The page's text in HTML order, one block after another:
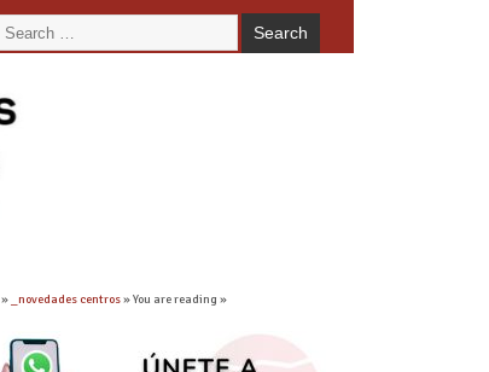
» _novedades centros» You are reading »